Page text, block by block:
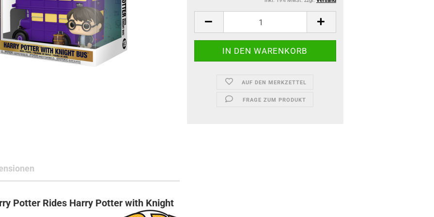
Toys
Subjects
AUF DEN MERKZETTEL
FRAGE ZUM PRODUKT
Potter Rides Harry Potter with Knight